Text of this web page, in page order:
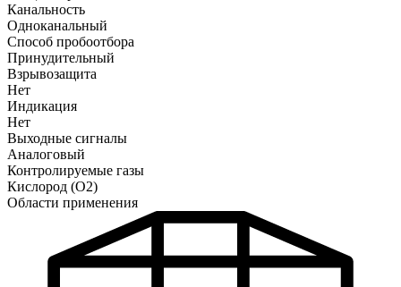
Канальность
Одноканальный
Способ пробоотбора
Принудительный
Взрывозащита
Нет
Индикация
Нет
Выходные сигналы
Аналоговый
Контролируемые газы
Кислород (O2)
Области применения